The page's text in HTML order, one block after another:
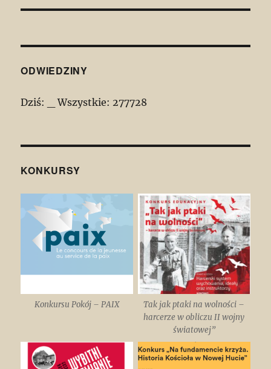
ODWIEDZINY
Dziś: Wszystkie: 277728
KONKURSY
Konkursu Pokój – PAIX
Tak jak ptaki na wolności –
harcerze w obliczu II wojny
światowej”